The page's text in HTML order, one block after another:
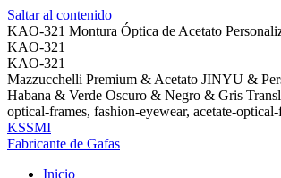
Saltar al contenido
KAO-321 Montura Óptica de Acetato
KAO-321
KAO-321
Mazzucchelli Premium & Acetato JINYU &
Habana & Verde Oscuro & Negro & Gris
optical-frames, fashion-eyewear, acetate-
KSSMI
Fabricante de Gafas
Inicio